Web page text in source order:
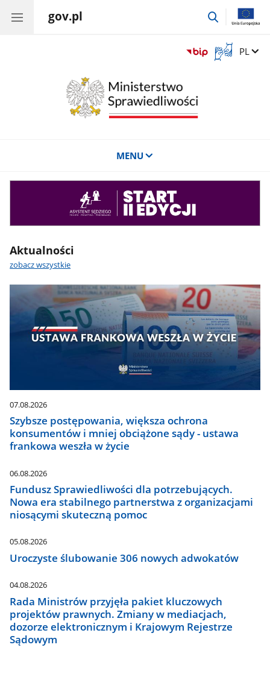
gov.pl
przejdź
Otwórz
okno
Zmień
PL
MENU
Aktualności
zobacz wszystkie
07.08.2026
Szybsze postępowania, większa ochrona
konsumentów i mniej obciążone sądy - ustawa
frankowa weszła w życie
06.08.2026
Fundusz Sprawiedliwości dla potrzebujących.
Nowa era stabilnego partnerstwa z organizacjami
niosącymi skuteczną pomoc
05.08.2026
Uroczyste ślubowanie 306 nowych adwokatów
04.08.2026
Rada Ministrów przyjęła pakiet kluczowych
projektów prawnych. Zmiany w mediacjach,
dozorze elektronicznym i Krajowym Rejestrze
Sądowym